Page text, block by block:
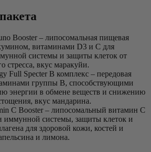
Booster – липосомальная пищевая
витаминами D3 и C для
системы и защиты клеток от
стресса, вкус маракуйи.
Full Specter B комплекс – передовая
группы B, способствующими
энергии в обмене веществ и снижению
вкус мандарина.
C Booster – липосомальный витамин C
иммунной системы, защиты клеток и
для здоровой кожи, костей и
и лимона.